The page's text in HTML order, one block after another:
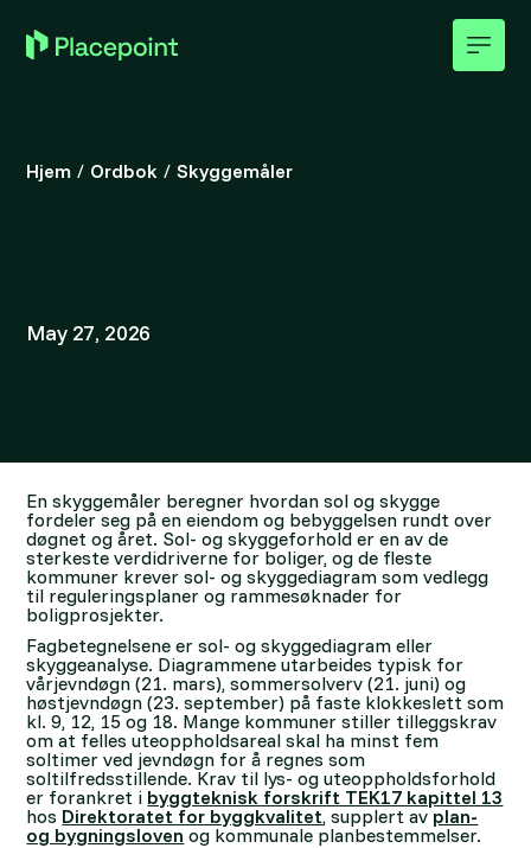
Hjem / Ordbok / Skyggemåler
May 27, 2026
En skyggemåler beregner hvordan sol og skygge
fordeler seg på en eiendom og bebyggelsen rundt over
døgnet og året. Sol- og skyggeforhold er en av de
sterkeste verdidriverne for boliger, og de fleste
kommuner krever sol- og skyggediagram som vedlegg
til reguleringsplaner og rammesøknader for
boligprosjekter.
Fagbetegnelsene er sol- og skyggediagram eller
skyggeanalyse. Diagrammene utarbeides typisk for
vårjevndøgn (21. mars), sommersolverv (21. juni) og
høstjevndøgn (23. september) på faste klokkeslett som
kl. 9, 12, 15 og 18. Mange kommuner stiller tilleggskrav
om at felles uteoppholdsareal skal ha minst fem
soltimer ved jevndøgn for å regnes som
soltilfredsstillende. Krav til lys- og uteoppholdsforhold
er forankret i byggteknisk forskrift TEK17 kapittel 13
hos Direktoratet for byggkvalitet, supplert av plan-
og bygningsloven og kommunale planbestemmelser.